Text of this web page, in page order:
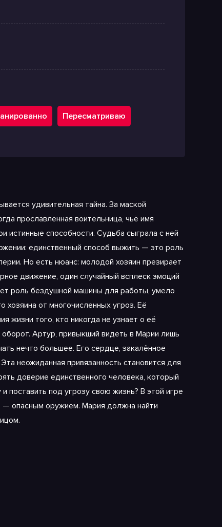
Пересматриваю
удивительная тайна. За маской
прославленная воительница, чьё имя
истинные способности. Судьба сыграла с ней
единственный способ выжить — это роль
Но есть нюанс: молодой хозяин презирает
движение, один случайный всплеск эмоций
роль бездушной машины для работы, умело
от многочисленных угроз. Её
жизни того, кто никогда не узнает о её
Артур, привыкший видеть в Марии лишь
нечто большее. Его сердце, закалённое
неожиданная привязанность становится для
доверие единственного человека, который
поставить под угрозу свою жизнь? В этой игре
опасным оружием. Мария должна найти